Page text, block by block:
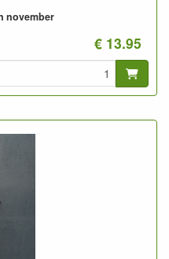
voor Halfstam.
november
€ 13.95